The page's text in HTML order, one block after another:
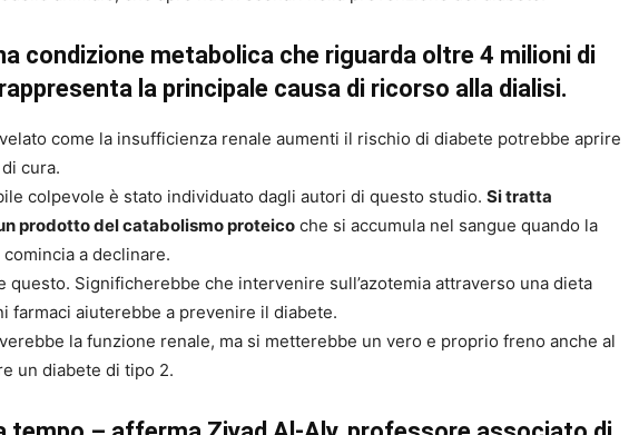
condizione metabolica che riguarda oltre 4 milioni di
la principale causa di ricorso alla dialisi.
come la insufficienza renale aumenti il rischio di diabete potrebbe aprire
cura.
colpevole è stato individuato dagli autori di questo studio. Si tratta
prodotto del catabolismo proteico che si accumula nel sangue quando la
a declinare.
questo. Significherebbe che intervenire sull’azotemia attraverso una dieta
farmaci aiuterebbe a prevenire il diabete.
la funzione renale, ma si metterebbe un vero e proprio freno anche al
un diabete di tipo 2.